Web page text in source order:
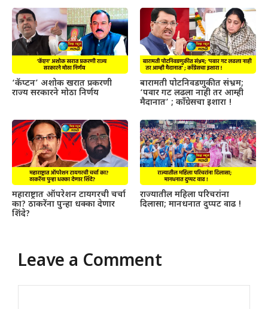
‘कॅप्टन’ अशोक खरात प्रकरणी
राज्य सरकारने मोठा निर्णय
बारामती पोटनिवडणुकीत संभ्रम;
‘पवार गट लढला नाही तर आम्ही
मैदानात’ ; काँग्रेसचा इशारा !
महाराष्ट्रात ऑपरेशन टायगरची चर्चा
का? ठाकरेंना पुन्हा धक्का देणार
शिंदे?
राज्यातील महिला परिचरांना
दिलासा; मानधनात दुप्पट वाढ !
Leave a Comment